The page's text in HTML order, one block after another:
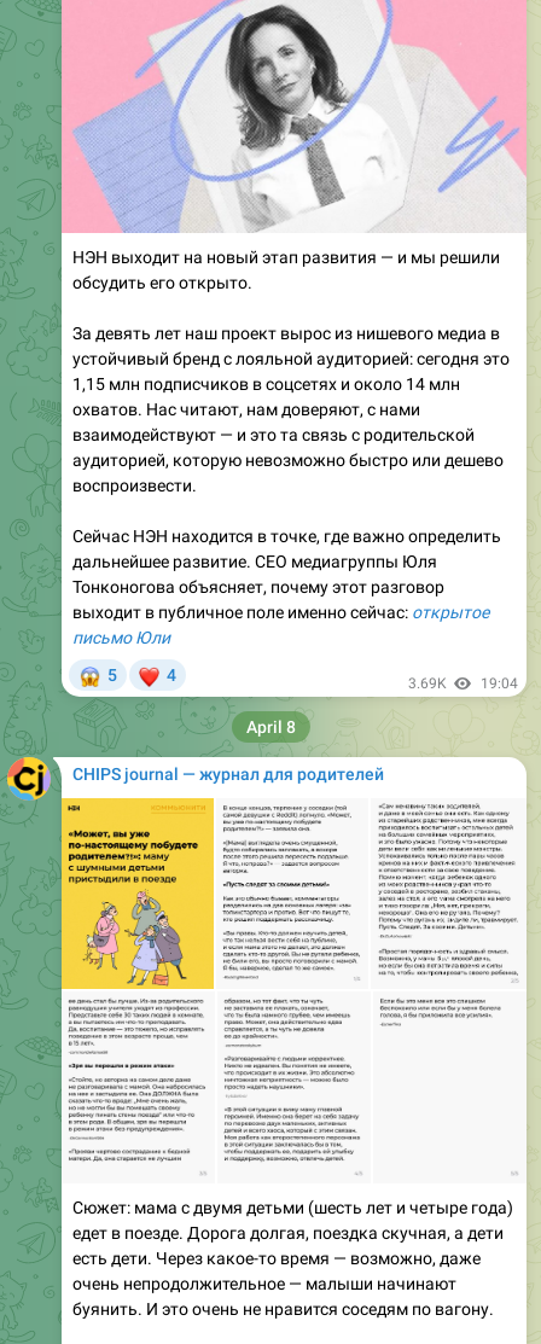
НЭН выходит на новый этап развития — и мы решили
обсудить его открыто.
За девять лет наш проект вырос из нишевого медиа в
1,15 млн подписчиков в соцсетях и около 14 млн
охватов. Нас читают, нам доверяют, с нами
взаимодействуют — и это та связь с родительской
аудиторией, которую невозможно быстро или дешево
воспроизвести.
Сейчас НЭН находится в точке, где важно определить
Тонконогова объясняет, почему этот разговор
выходит в публичное поле именно сейчас:открытое
письмо Юли
5 4
CHIPS journal — журнал для родителей
Сюжет: мама с двумя детьми (шесть лет и четыре года)
едет в поезде. Дорога долгая, поездка скучная, а дети
есть дети. Через какое-то время — возможно, даже
очень непродолжительное — малыши начинают
буянить. И это очень не нравится соседям по вагону.
На Reddit пришла девушка, которая ехала в том самом